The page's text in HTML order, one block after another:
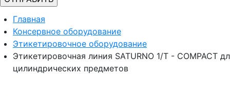
Главная
Консервное оборудование
Этикетировочное оборудование
Этикетировочная линия SATURNO 1/T - COMPACT
цилиндрических предметов